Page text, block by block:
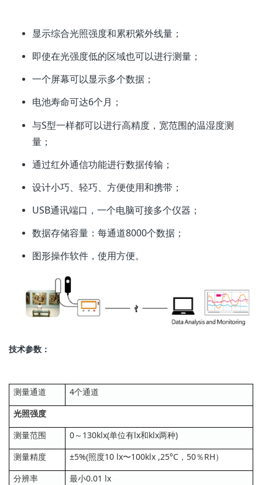
显示综合光照强度和累积紫外线量；
即使在光强度低的区域也可以进行测量；
一个屏幕可以显示多个数据；
电池寿命可达6个月；
与S型一样都可以进行高精度，宽范围的温湿度测
量；
通过红外通信功能进行数据传输；
设计小巧、轻巧、方便使用和携带；
USB通讯端口，一个电脑可接多个仪器；
数据存储容量：每通道8000个数据；
图形操作软件，使用方便。
技术参数：
测量通道
4个通道
光照强度
测量范围
0～130klx(单位有lx和klx两种)
测量精度
±5%(照度10 lx〜100klx ,25°C，50％RH）
分辨率
最小0.01 lx